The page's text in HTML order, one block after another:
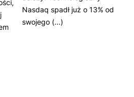
Nasdaq spadł już o 13% od
swojego (...)